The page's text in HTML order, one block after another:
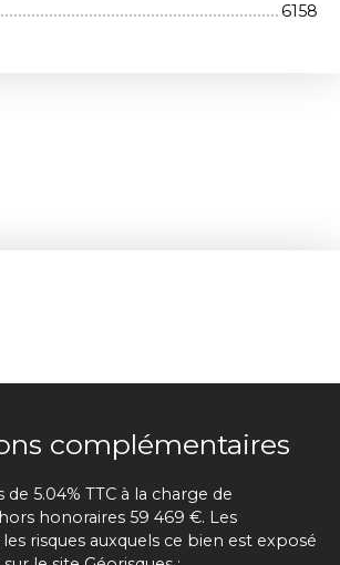
6158
complémentaires
5.04% TTC à la charge de
honoraires 59 469 €. Les
risques auxquels ce bien est exposé